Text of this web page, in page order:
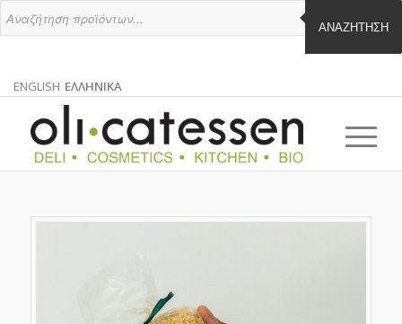
ΑΝΑΖΉΤΗΣΗ
ENGLISH
ΑΓΓΛΙΚΑ
ΕΛΛΗΝΙΚΑ
ΕΛΛΗΝΙΚΑ
EL